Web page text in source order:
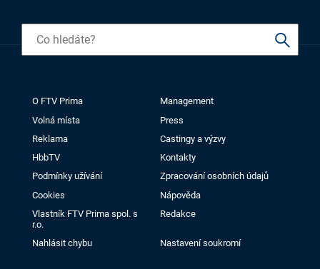
O FTV Prima
Management
Volná místa
Press
Reklama
Castingy a výzvy
HbbTV
Kontakty
Podmínky užívání
Zpracování osobních údajů
Cookies
Nápověda
Vlastník FTV Prima spol. s
r.o.
Redakce
Nahlásit chybu Nastavení soukromí